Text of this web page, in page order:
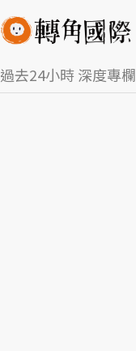
過去24小時深度專欄